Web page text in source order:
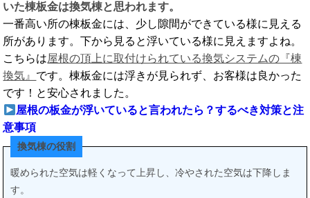
いた棟板金は換気棟と思われます。
一番高い所の棟板金には、少し隙間ができている様に見える
所があります。下から見ると浮いている様に見えますよね。
こちらは屋根の頂上に取付けられている換気システムの『棟
換気』 です。棟板金には浮きが見られず、お客様は良かった
です！と安心されました。
屋根の板金が浮いていると言われたら？するべき対策と注
意事項
換気棟の役割
暖められた空気は軽くなって上昇し、冷やされた空気は下降しま
す。